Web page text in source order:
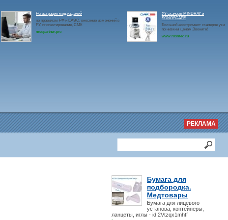
Регистрация мед.изделий
по правилам РФ и ЕАЭС, внесение изменений в
РУ, инспектирование, СМК
medpartner.pro
УЗ сканеры MINDRAY и
SONOSCAPE
Большой ассотримент сканеров узи
по низким ценам.Звоните!
www.rosmed.ru
РЕКЛАМА
Бумага для
подбородка.
Медтовары
Бумага для лицевого
установа, контейнеры,
ланцеты, иглы - id:2Vtzqx1mhtf